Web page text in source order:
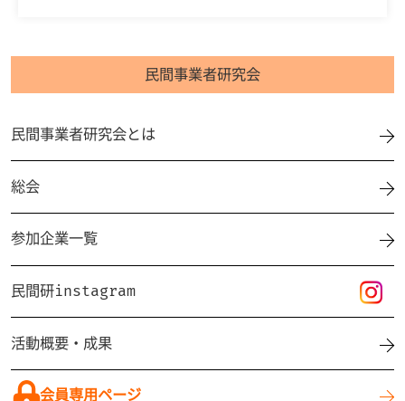
民間事業者研究会
民間事業者研究会とは
総会
参加企業一覧
民間研instagram
活動概要・成果
会員専用ページ